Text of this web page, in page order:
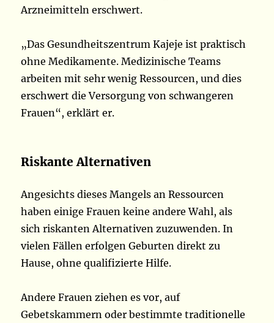
Arzneimitteln erschwert.
„Das Gesundheitszentrum Kajeje ist praktisch
ohne Medikamente. Medizinische Teams
arbeiten mit sehr wenig Ressourcen, und dies
erschwert die Versorgung von schwangeren
Frauen“, erklärt er.
Riskante Alternativen
Angesichts dieses Mangels an Ressourcen
haben einige Frauen keine andere Wahl, als
sich riskanten Alternativen zuzuwenden. In
vielen Fällen erfolgen Geburten direkt zu
Hause, ohne qualifizierte Hilfe.
Andere Frauen ziehen es vor, auf
Gebetskammern oder bestimmte traditionelle